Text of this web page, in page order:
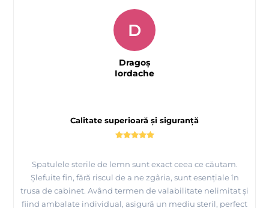
Calitate superioară și siguranță
Spatulele sterile de lemn sunt exact ceea ce căutam.
Șlefuite fin, fără riscul de a ne zgâria, sunt esențiale în
trusa de cabinet. Având termen de valabilitate nelimitat și
fiind ambalate individual, asigură un mediu steril, perfect
D
Dragoș
Iordache